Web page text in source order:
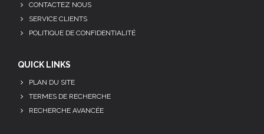
CONTACTEZ NOUS
SERVICE CLIENTS
POLITIQUE DE CONFIDENTIALITÉ
QUICK LINKS
PLAN DU SITE
TERMES DE RECHERCHE
RECHERCHE AVANCÉE